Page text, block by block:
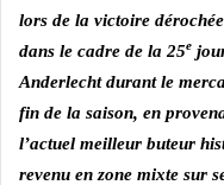
lors de la victoire
dans le cadre de la 25e
Anderlecht durant le
fin de la saison, en
l’actuel meilleur buteur
revenu en zone mixte sur